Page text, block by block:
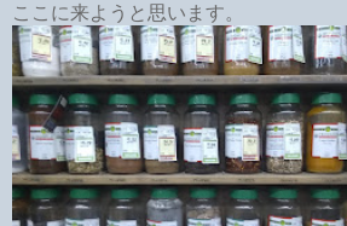
ここに来ようと思います。